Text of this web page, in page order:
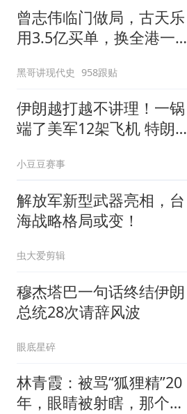
曾志伟临门做局，古天乐
用3.5亿买单，换全港一声
黑哥讲现代史 958跟贴
伊朗越打越不讲理！一锅
端了美军12架飞机 特朗普
小豆豆赛事
解放军新型武器亮相，台
海战略格局或变！
虫大爱剪辑
穆杰塔巴一句话终结伊朗
总统28次请辞风波
眼底星碎
林青霞：被骂“狐狸精”20
年，眼睛被射瞎，那个男